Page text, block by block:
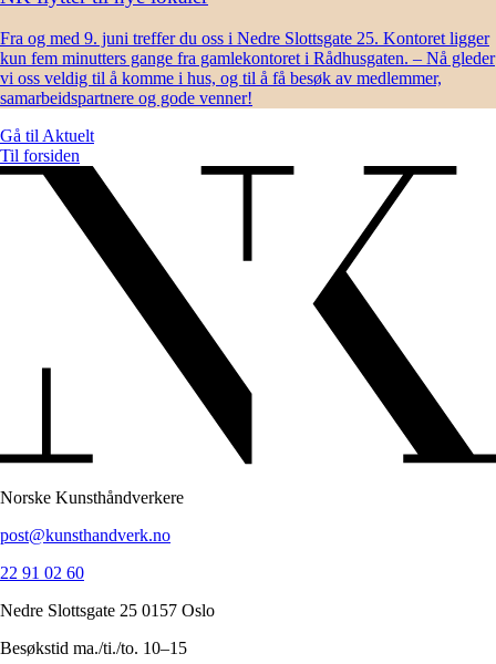
Fra og med 9. juni treffer du oss i Nedre Slottsgate 25. Kontoret ligger
kun fem minutters gange fra gamlekontoret i Rådhusgaten. – Nå gleder
vi oss veldig til å komme i hus, og til å få besøk av medlemmer,
samarbeidspartnere og gode venner!
Gå til Aktuelt
Til forsiden
Norske Kunsthåndverkere
post@kunsthandverk.no
22 91 02 60
Nedre Slottsgate 25 0157 Oslo
Besøkstid ma./ti./to. 10–15